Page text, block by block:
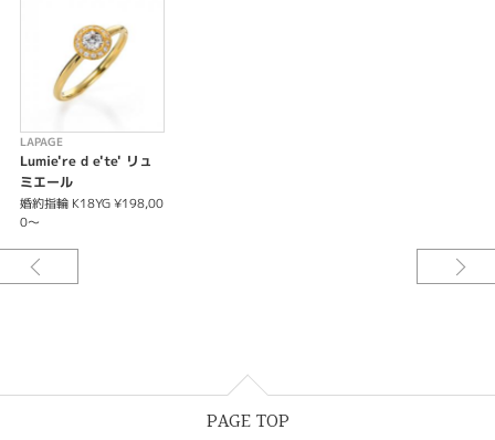
LAPAGE
Lumie're d e'te' リュ
ミエール
婚約指輪 K18YG ¥198,00
0～
PAGE TOP